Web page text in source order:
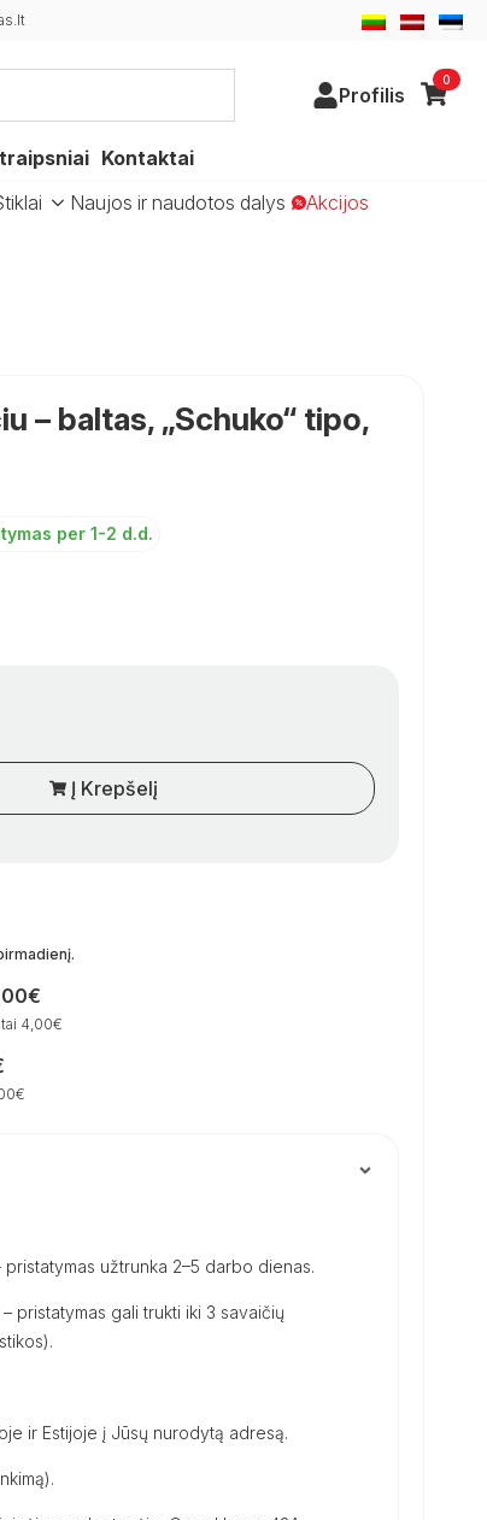
Profilis
0
Kontaktai
Naujos ir naudotos dalys Akcijos
– baltas, „Schuko“ tipo,
per 1-2 d.d.
Į Krepšelį
.
4,00€
užtrunka 2–5 darbo dienas.
pristatymas gali trukti iki 3 savaičių
ir Estijoje į Jūsų nurodytą adresą.